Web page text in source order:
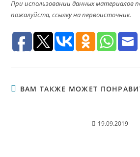
При использовании данных материалов
пожалуйста, ссылку на первоисточник.
ВАМ ТАКЖЕ МОЖЕТ
19.09.2019